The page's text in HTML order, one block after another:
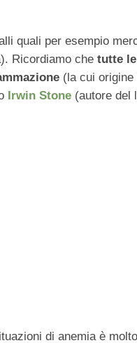
quali per esempio
Ricordiamo che tutte
(la cui
Irwin Stone (autore del
di anemia è